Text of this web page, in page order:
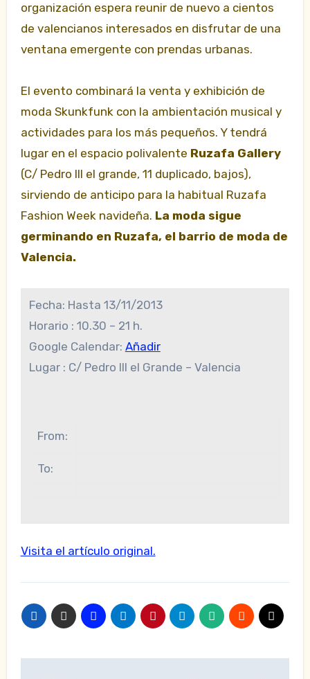
organización espera reunir de nuevo a cientos
de valencianos interesados en disfrutar de una
ventana emergente con prendas urbanas.
El evento combinará la venta y exhibición de
moda Skunkfunk con la ambientación musical y
actividades para los más pequeños. Y tendrá
lugar en el espacio polivalente Ruzafa Gallery
(C/ Pedro III el grande, 11 duplicado, bajos),
sirviendo de anticipo para la habitual Ruzafa
Fashion Week navideña. La moda sigue
germinando en Ruzafa, el barrio de moda de
Valencia.
Fecha: Hasta 13/11/2013
Horario : 10.30 – 21 h.
Google Calendar: Añadir
Lugar : C/ Pedro III el Grande – Valencia
From:
To:
Visita el artículo original.